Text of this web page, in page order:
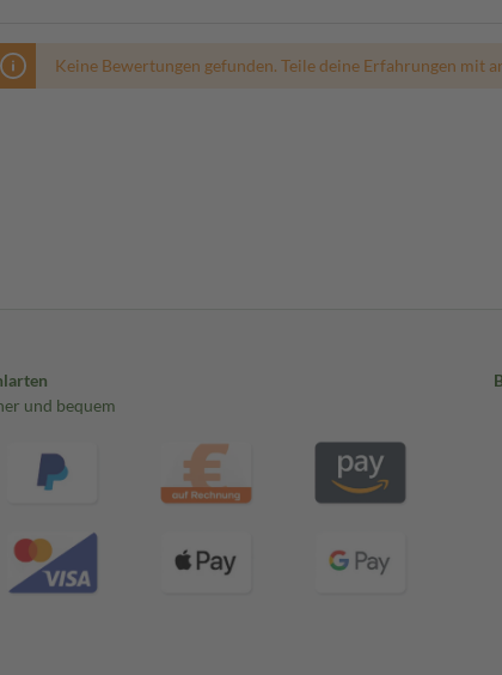
Keine Bewertungen gefunden. Teile deine Erfahrungen mit
und bequem